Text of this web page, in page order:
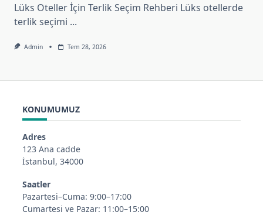
Lüks Oteller İçin Terlik Seçim Rehberi Lüks otellerde
terlik seçimi ...
Admin Tem 28, 2026
KONUMUMUZ
Adres
123 Ana cadde
İstanbul, 34000
Saatler
Pazartesi–Cuma: 9:00–17:00
Cumartesi ve Pazar: 11:00–15:00